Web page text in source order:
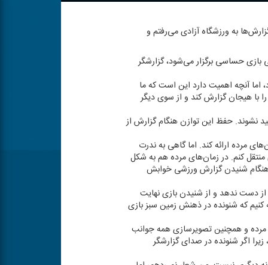
گزارش‌ها به ورزشگاه آزادی می‌رفتم و
وقتی بازی حساسی برگزار می‌شود، گزارشگر
آنچه اهمیت دارد این است كه ما
با هیجان گزارش كند و از سوی دیگر
نشوند. حفظ این توازن هنگام گزارش از
مرده ارائه كند. اما گاهی به ندرت
منتقل كنم. در زمان‌های مرده هم به شكل
هنگام شنیدن گزارش ورزشی خوابش
از دست ندهد و از شنیدن بازی نهایت
كنیم كه شنونده در ذهنش زمین سبز بازی
مرده و همچنین تصویرسازی همه جوانب
اگر شنونده در صدای گزارشگر